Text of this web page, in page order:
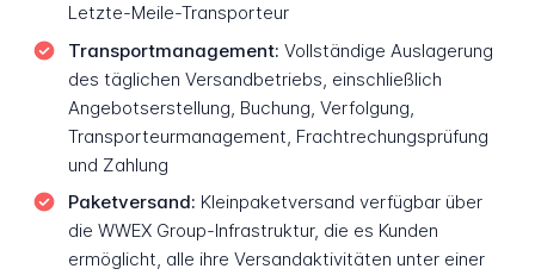
Letzte-Meile-Transporteur
Transportmanagement: Vollständige Auslagerung
des täglichen Versandbetriebs, einschließlich
Angebotserstellung, Buchung, Verfolgung,
Transporteurmanagement, Frachtrechungsprüfung
und Zahlung
Paketversand: Kleinpaketversand verfügbar über
die WWEX Group-Infrastruktur, die es Kunden
ermöglicht, alle ihre Versandaktivitäten unter einer